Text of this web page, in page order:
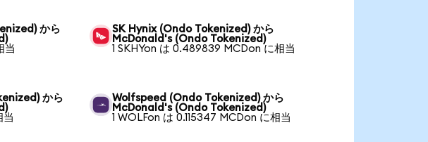
から
当
SK Hynix (Ondo Tokenized) から
McDonald's (Ondo Tokenized)
1 SKHYon は 0.489839 MCDon に相当
から
当
Wolfspeed (Ondo Tokenized) から
McDonald's (Ondo Tokenized)
1 WOLFon は 0.115347 MCDon に相当